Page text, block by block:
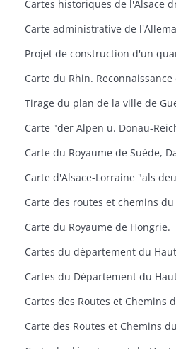
Carte du Royaume de Suède,
Carte d'Alsace-Lorraine "als
Carte du Royaume de Hongrie.